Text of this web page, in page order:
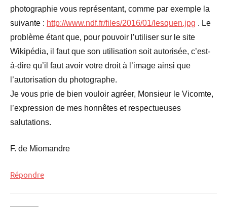
photographie vous représentant, comme par exemple la
suivante : http://www.ndf.fr/files/2016/01/lesquen.jpg . Le
problème étant que, pour pouvoir l’utiliser sur le site
Wikipédia, il faut que son utilisation soit autorisée, c’est-
à-dire qu’il faut avoir votre droit à l’image ainsi que
l’autorisation du photographe.
Je vous prie de bien vouloir agréer, Monsieur le Vicomte,
l’expression de mes honnêtes et respectueuses
salutations.
F. de Miomandre
Répondre